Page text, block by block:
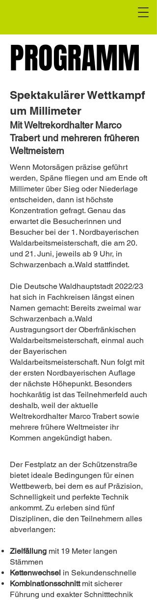
PROGRAMM
PROGRAMM
Spektakulärer Wettkampf
um Millimeter
Mit Weltrekordhalter Marco
Trabert und mehreren früheren
Weltmeistern
Wenn Motorsägen präzise geführt
werden, Späne fliegen und am Ende oft
Millimeter über Sieg oder Niederlage
entscheiden, dann ist höchste
Konzentration gefragt. Genau das
erwartet die Besucherinnen und
Besucher bei der 1. Nordbayerischen
Waldarbeitsmeisterschaft, die am 20.
und 21. Juni, jeweils ab 9 Uhr, in
Schwarzenbach a.Wald stattfindet.
Die Deutsche Waldhauptstadt 2022/23
hat sich in Fachkreisen längst einen
Namen gemacht: Bereits zweimal war
Schwarzenbach a.Wald
Austragungsort der Oberfränkischen
Waldarbeitsmeisterschaft, einmal auch
der Bayerischen
Waldarbeitsmeisterschaft. Nun folgt mit
der ersten Nordbayerischen Auflage
der nächste Höhepunkt. Besonders
hochkarätig ist das Teilnehmerfeld auch
deshalb, weil der aktuelle
Weltrekordhalter Marco Trabert sowie
mehrere frühere Weltmeister ihr
Kommen angekündigt haben.
Der Festplatz an der Schützenstraße
bietet ideale Bedingungen für einen
Wettbewerb, bei dem es auf Präzision,
Schnelligkeit und perfekte Technik
ankommt. Zu erleben sind fünf
Disziplinen, die den Teilnehmern alles
abverlangen:
Zielfällung mit 19 Meter langen
Stämmen
Kettenwechsel in Sekundenschnelle
Kombinationsschnitt mit sicherer
Führung und exakter Schnitttechnik